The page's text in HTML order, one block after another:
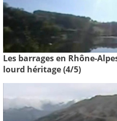
Les barrages en Rhône-
lourd héritage (4/5)